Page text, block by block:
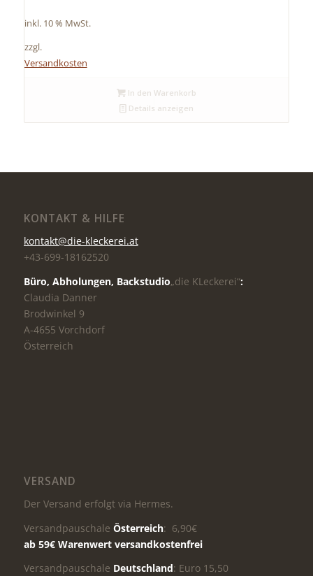
inkl. 10 % MwSt.
zzgl.
Versandkosten
In den Warenkorb
Details anzeigen
KONTAKT & HILFE
kontakt@die-kleckerei.at
+43-699-18162520
Büro, Abholungen, Backstudio„die KLeckerei“:
Claudia Danner
Brodwinkel 9
A-4655 Vorchdorf
Österreich
VERSAND
Der Versand erfolgt via Hermes.
Versandpauschale Österreich: 6,90€
ab 59€ Warenwert versandkostenfrei
Versandpauschale Deutschland: Euro 15,50